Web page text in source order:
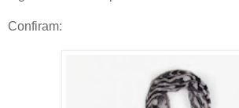
Confiram: